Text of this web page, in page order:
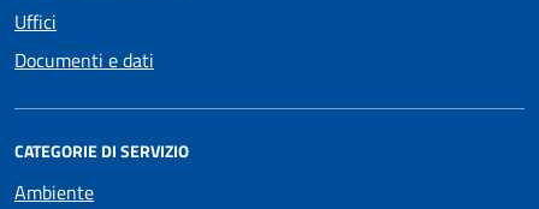
Uffici
Documenti e dati
CATEGORIE DI SERVIZIO
Ambiente